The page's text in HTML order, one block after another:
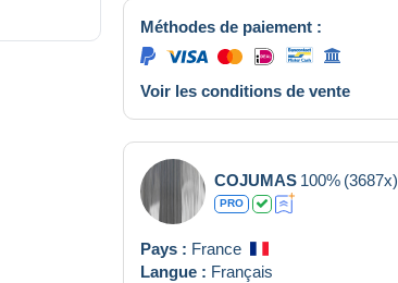
Méthodes de paiement :
Voir les conditions de vente
COJUMAS 100% (3687x)
PRO
Pays : France
Langue : Français